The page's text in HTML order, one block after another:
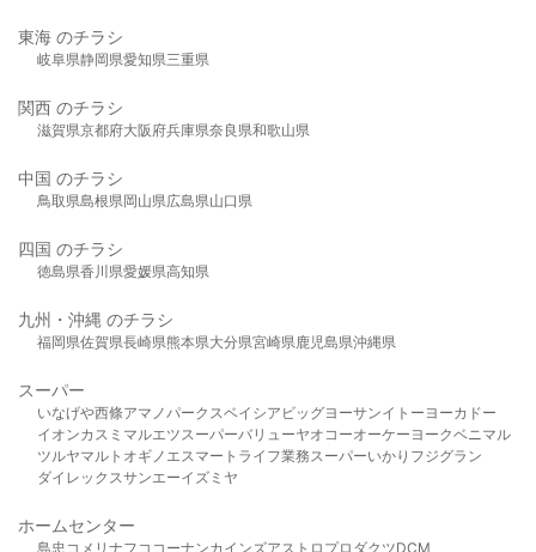
東海 のチラシ
岐阜県静岡県愛知県三重県
関西 のチラシ
滋賀県京都府大阪府兵庫県奈良県和歌山県
中国 のチラシ
鳥取県島根県岡山県広島県山口県
四国 のチラシ
徳島県香川県愛媛県高知県
九州・沖縄 のチラシ
福岡県佐賀県長崎県熊本県大分県宮崎県鹿児島県沖縄県
スーパー
いなげや西條アマノパークスベイシア ビッグヨーサンイトーヨーカドー
イオンカスミ マルエツスーパーバリューヤオコーオーケー ヨークベニマル
ツルヤマルト オギノ エスマート ライフ業務スーパーいかり フジグラン
ダイレックスサンエーイズミヤ
ホームセンター
島忠 コメリ ナフコ コーナンカインズアストロプロダクツDCM